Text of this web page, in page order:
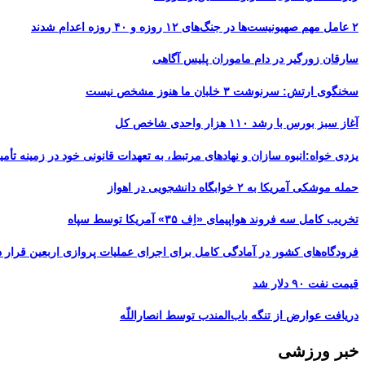
۲ عامل مهم صهیونیست‌ها در جنگ‌های ۱۲ روزه و ۴۰ روزه اعدام شدند
سارقان زورگیر در دام ماموران پلیس آگاهی
سخنگوی ارتش: سرنوشت ۳ خلبان ما هنوز مشخص نیست
آغاز سبز بورس با رشد ۱۱۰ هزار واحدی شاخص کل
یزدی خواه:انبوه سازان و نهادهای مرتبط، به تعهدات قانونی خود در زمینه
حمله موشکی آمریکا به ۲ خوابگاه دانشجویی در اهواز
تخریب کامل سه فروند هواپیمای «اِف ۳۵» آمریکا توسط سپاه
فرودگاه‌های کشور در آمادگی کامل برای اجرای عملیات پروازی اربعین قرار
قیمت نفت ۹۰ دلار شد
دریافت عوارض از تنگه باب‌المندب توسط انصاراللّه
خبر ورزشی